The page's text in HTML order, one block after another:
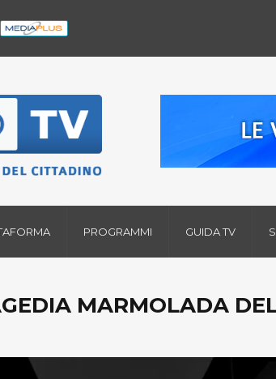
PROGRAMMI GUIDA TV
MARMOLADA